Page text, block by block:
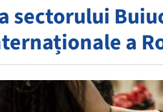
sectorului
a